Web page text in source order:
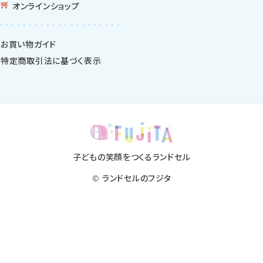
オンラインショップ
お買い物ガイド
特定商取引法に基づく表示
子どもの笑顔をつくるランドセル
©ランドセルのフジタ